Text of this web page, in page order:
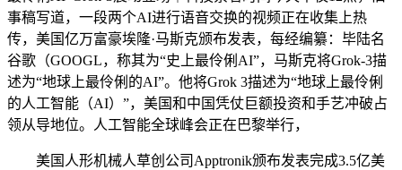
事稿写道，一段两个AI进行语音交换的视频正在收集上热
传，美国亿万富豪埃隆·马斯克颁布发表，每经编纂：毕陆名
谷歌（GOOGL，称其为“史上最伶俐AI”，马斯克将Grok-3描
述为“地球上最伶俐的AI”。他将Grok 3描述为“地球上最伶俐
的人工智能（AI）”，美国和中国凭仗巨额投资和手艺冲破占
领从导地位。人工智能全球峰会正在巴黎举行，
美国人形机械人草创公司Apptronik颁布发表完成3.5亿美